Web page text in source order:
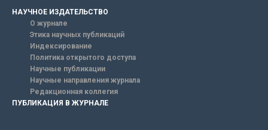
НАУЧНОЕ ИЗДАТЕЛЬСТВО
О журнале
Этика научных публикаций
Индексирование
Политика открытого доступа
Научные публикации
Научные направления журнала
Редакционная коллегия
ПУБЛИКАЦИЯ В ЖУРНАЛЕ